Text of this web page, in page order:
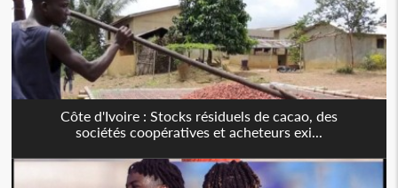
Côte d'Ivoire : Stocks résiduels de cacao, des
sociétés coopératives et acheteurs exi...